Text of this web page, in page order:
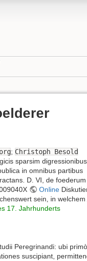
; Christoph Besold
sparsim digressionibus
in omnibus partibus
D. VI, de
Online
sein, in
17. Jahrhunderts
Peregrinandi: ubi
suscipiant,